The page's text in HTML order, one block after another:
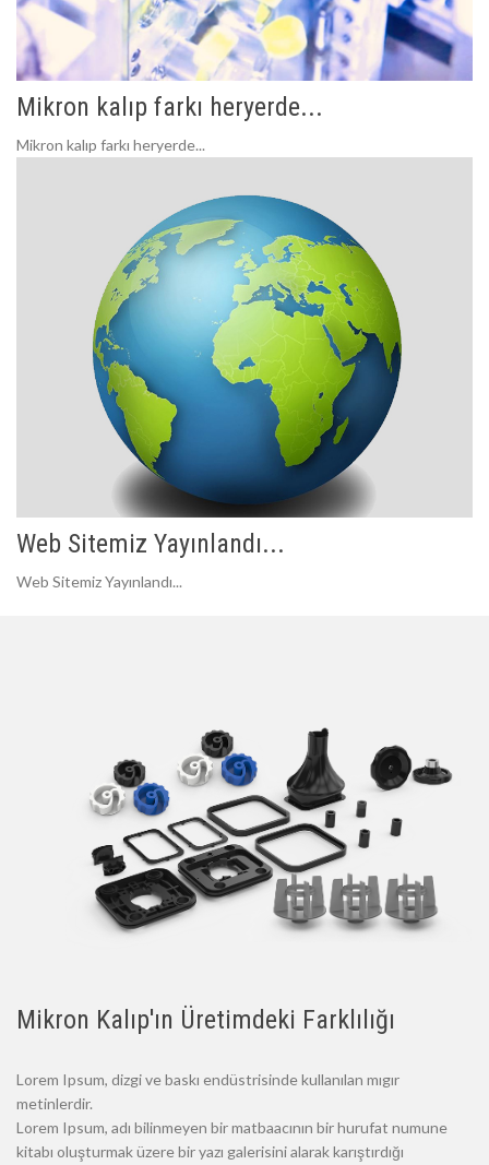
Mikron kalıp farkı heryerde...
Mikron kalıp farkı heryerde...
Web Sitemiz Yayınlandı...
Web Sitemiz Yayınlandı...
Mikron Kalıp'ın Üretimdeki Farklılığı
Lorem Ipsum, dizgi ve baskı endüstrisinde kullanılan mıgır
metinlerdir.
Lorem Ipsum, adı bilinmeyen bir matbaacının bir hurufat numune
kitabı oluşturmak üzere bir yazı galerisini alarak karıştırdığı